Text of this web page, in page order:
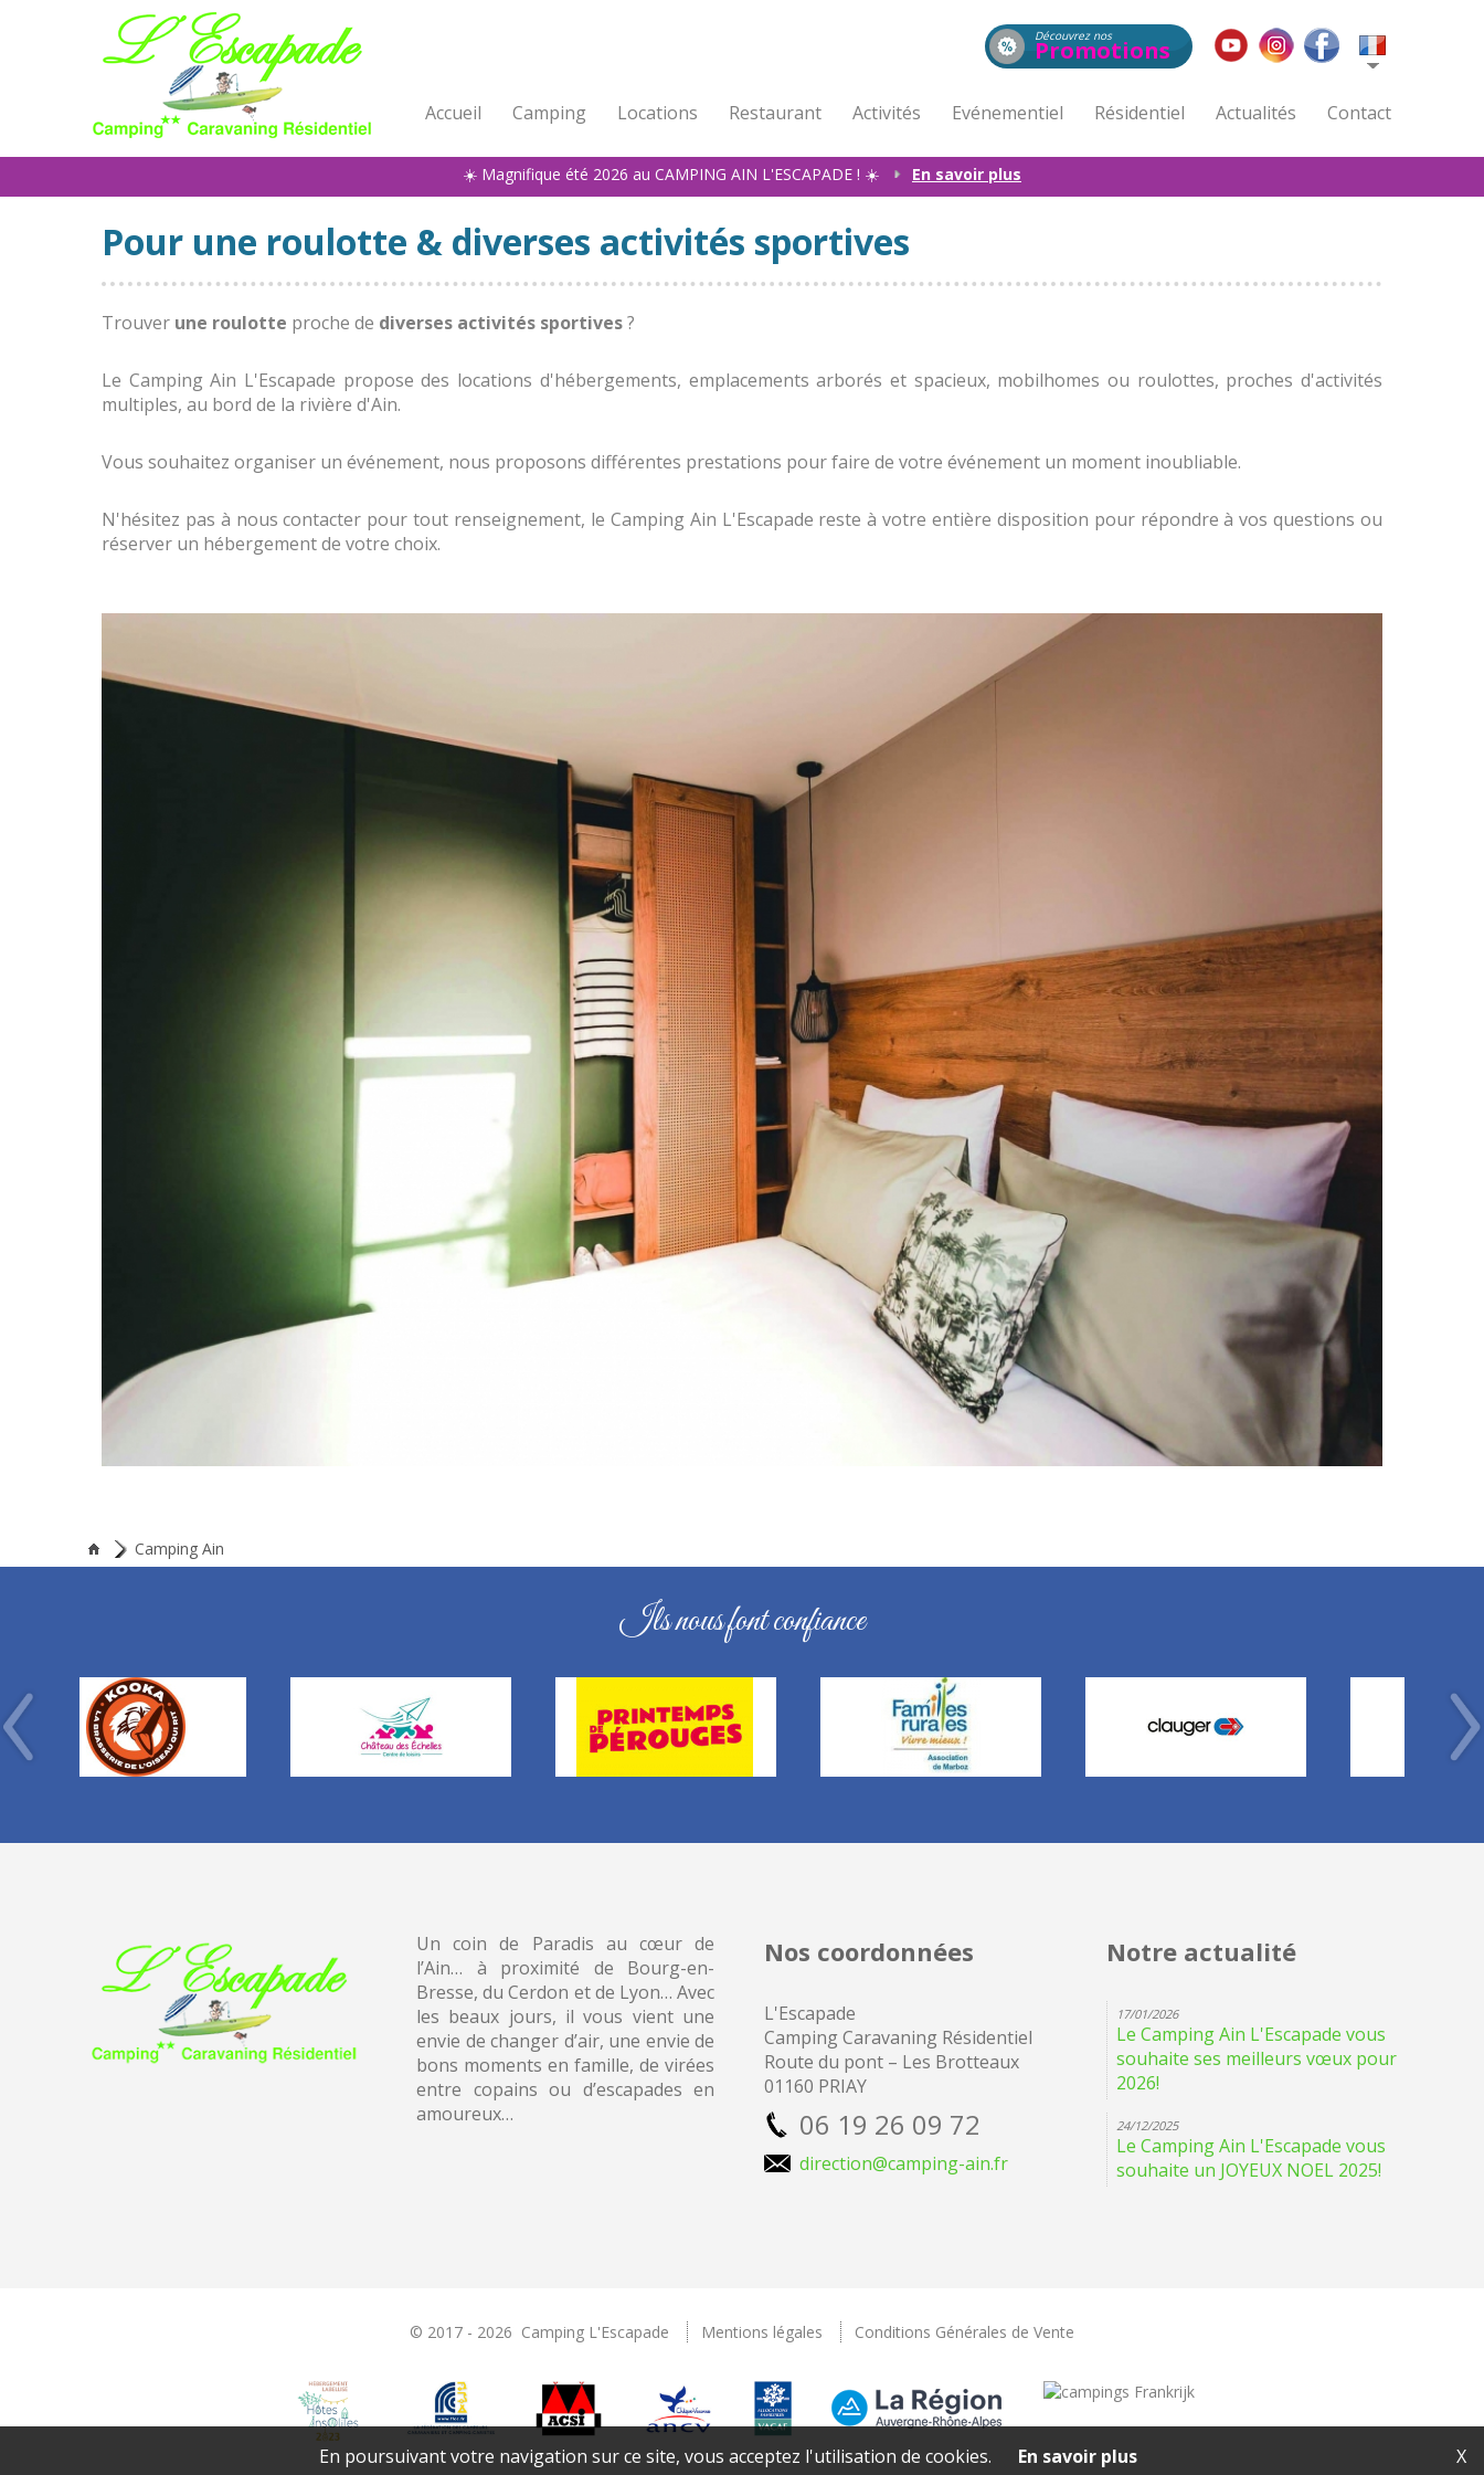
Découvrez nos
Promotions
Accueil Camping Locations Restaurant Activités Evénementiel Résidentiel Actualités Contact
☀️ Magnifique été 2026 au CAMPING AIN L'ESCAPADE ! ☀️ En savoir plus
Pour une roulotte & diverses activités sportives
Trouver une roulotte proche de diverses activités sportives?
Le Camping Ain L'Escapade propose des locations d'hébergements, emplacements arborés et spacieux, mobilhomes ou roulottes, proches d'activités
multiples, au bord de la rivière d'Ain.
Vous souhaitez organiser un événement, nous proposons différentes prestations pour faire de votre événement un moment inoubliable.
N'hésitez pas à nous contacter pour tout renseignement, le Camping Ain L'Escapade reste à votre entière disposition pour répondre à vos questions ou
réserver un hébergement de votre choix.
Camping Ain
Ils nous font confiance
Un coin de Paradis au cœur de
l’Ain… à proximité de Bourg-en-
Bresse, du Cerdon et de Lyon… Avec
les beaux jours, il vous vient une
envie de changer d’air, une envie de
bons moments en famille, de virées
entre copains ou d’escapades en
amoureux…
Nos coordonnées
L'Escapade
CampingCaravaning Résidentiel
Route du pont – Les Brotteaux
01160 PRIAY
06 19 26 09 72
direction@camping-ain.fr
Notre actualité
17/01/2026
Le Camping Ain L'Escapade vous
souhaite ses meilleurs vœux pour
2026!
24/12/2025
Le Camping Ain L'Escapade vous
souhaite un JOYEUX NOEL 2025!
© 2017 - 2026 Camping L'Escapade Mentions légales Conditions Générales de Vente
En poursuivant votre navigation sur ce site, vous acceptez l'utilisation de cookies. En savoir plus X